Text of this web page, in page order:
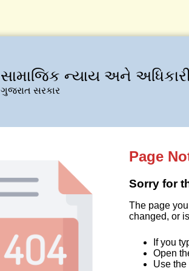
સામાજિક ન્યાય અને
ગુજરાત સરકાર
Page
Sorry for
The page
changed, or
If you
Open
Use